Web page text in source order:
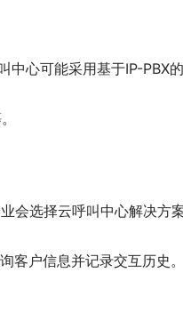
中心可能采用基于IP-PBX的
会选择云呼叫中心解决方案
客户信息并记录交互历史。